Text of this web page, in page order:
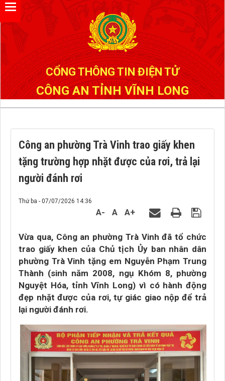
CỔNG THÔNG TIN ĐIỆN TỬ
CÔNG AN TỈNH VĨNH LONG
Công an phường Trà Vinh trao giấy khen
tặng trường hợp nhặt được của rơi, trả lại
người đánh rơi
Thứ ba - 07/07/2026 14:36
A- A A+
Vừa qua, Công an phường Trà Vinh đã tổ chức
trao giấy khen của Chủ tịch Ủy ban nhân dân
phường Trà Vinh tặng em Nguyễn Phạm Trung
Thành (sinh năm 2008, ngụ Khóm 8, phường
Nguyệt Hóa, tỉnh Vĩnh Long) vì có hành động
đẹp nhặt được của rơi, tự giác giao nộp để trả
lại người đánh rơi.